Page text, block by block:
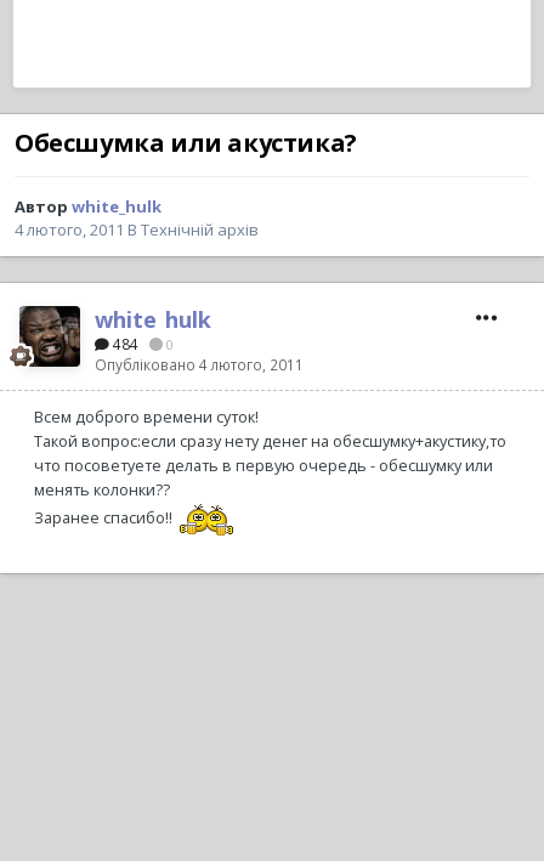
Обесшумка или акустика?
Автор white_hulk
4 лютого, 2011 В Технічній архів
white_hulk
484 0
Опубліковано 4 лютого, 2011
Всем доброго времени суток!
Такой вопрос:если сразу нету денег на обесшумку+акустику,то
что посоветуете делать в первую очередь - обесшумку или
менять колонки??
Заранее спасибо!!